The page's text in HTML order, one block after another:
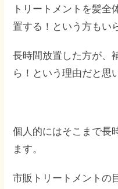
トリートメントを髪全
置する！という方もい
長時間放置した方が、
ら！という理由だと思
個人的にはそこまで長
ます。
市販トリートメントの